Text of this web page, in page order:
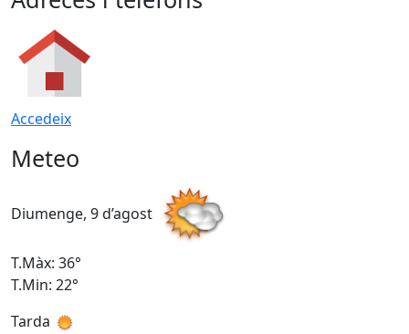
Accedeix
Meteo
Diumenge, 9 d’agost
T.Màx: 36°
T.Min: 22°
Tarda